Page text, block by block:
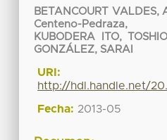
BETANCOURT VALDES,
Centeno-Pedraza,
KUBODERA ITO, TOSHIO
GONZÁLEZ, SARAI
URI:
http://hdl.handle.net/
Fecha: 2013-05